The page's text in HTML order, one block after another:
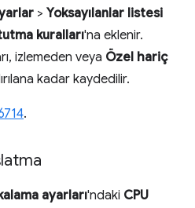
> Yoksayılanlar listesi
kuralları'na eklenir.
izlemeden veya Özel hariç
kadar kaydedilir.
.
ayarları'ndaki CPU